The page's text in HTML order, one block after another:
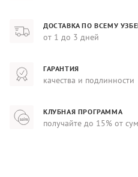
ДОСТАВКА ПО ВСЕМУ
от 1 до 3 дней
ГАРАНТИЯ
качества и подлинности
КЛУБНАЯ ПРОГРАММА
получайте до 15% от